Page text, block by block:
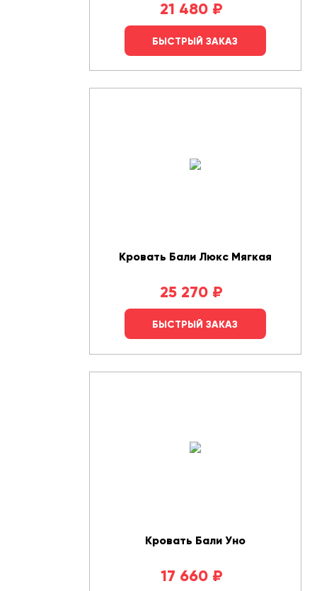
21 480 ₽
БЫСТРЫЙ ЗАКАЗ
Кровать Бали Люкс Мягкая
25 270 ₽
БЫСТРЫЙ ЗАКАЗ
Кровать Бали Уно
17 660 ₽